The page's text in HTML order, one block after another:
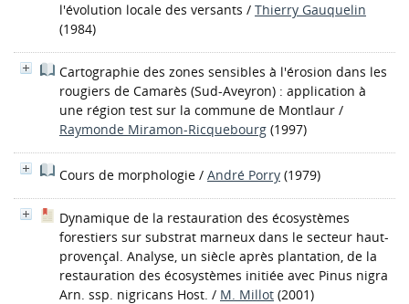
l'évolution locale des versants / Thierry Gauquelin
(1984)
Cartographie des zones sensibles à l'érosion dans les
rougiers de Camarès (Sud-Aveyron) : application à
une région test sur la commune de Montlaur /
Raymonde Miramon-Ricquebourg (1997)
Cours de morphologie / André Porry (1979)
Dynamique de la restauration des écosystèmes
forestiers sur substrat marneux dans le secteur haut-
provençal. Analyse, un siècle après plantation, de la
restauration des écosystèmes initiée avec Pinus nigra
Arn. ssp. nigricans Host. / M. Millot (2001)